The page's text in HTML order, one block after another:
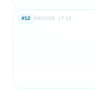
09/12/05 17:12
#12